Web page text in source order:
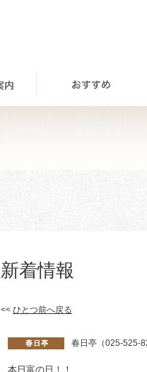
新着情報
<< ひとつ前へ戻る
春日亭（025-525-
本日富の日！！